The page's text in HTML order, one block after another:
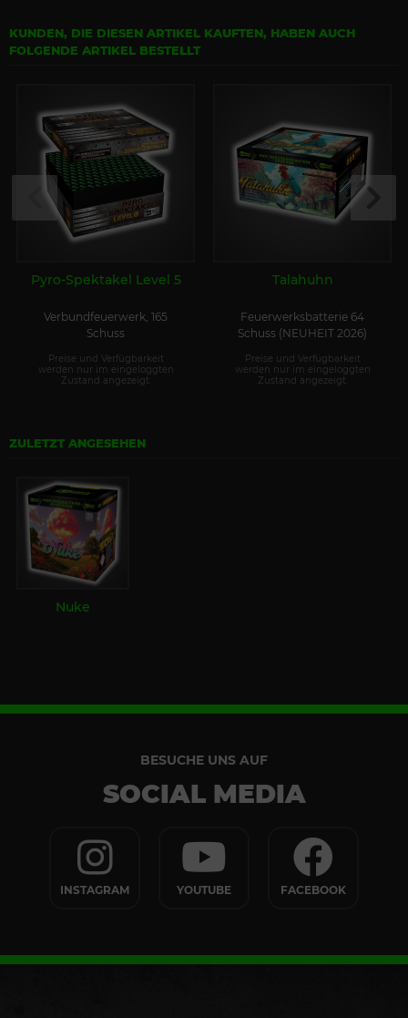
KUNDEN, DIE DIESEN ARTIKEL KAUFTEN, HABEN AUCH
FOLGENDE ARTIKEL BESTELLT
Pyro-Spektakel Level 5
Verbundfeuerwerk, 165
Schuss
Preise und Verfügbarkeit
werden nur im eingeloggten
Zustand angezeigt.
Talahuhn
Feuerwerksbatterie 64
Schuss (NEUHEIT 2026)
Preise und Verfügbarkeit
werden nur im eingeloggten
Zustand angezeigt.
ZULETZT ANGESEHEN
Nuke
BESUCHE UNS AUF
SOCIAL MEDIA
INSTAGRAM YOUTUBE FACEBOOK